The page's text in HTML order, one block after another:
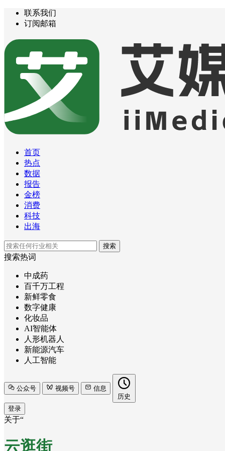
联系我们
订阅邮箱
首页
热点
数据
报告
金榜
消费
科技
出海
搜索
搜索热词
中成药
百千万工程
新鲜零食
数字健康
化妆品
AI智能体
人形机器人
新能源汽车
人工智能
公众号 视频号
信息
历史
登录
关于“
云逛街